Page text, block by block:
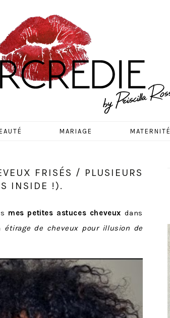
MARIAGE MATERNITÉ
FRISÉS / PLUSIEURS
INSIDE !).
mes petites astuces cheveux dans
étirage de cheveux pour illusion de